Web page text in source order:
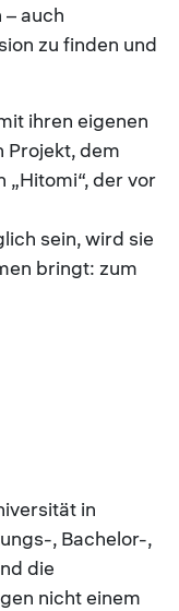
auch
zu finden und
ihren eigenen
Projekt, dem
der vor
sein, wird sie
bringt: zum
in
, Bachelor-,
die
nicht einem